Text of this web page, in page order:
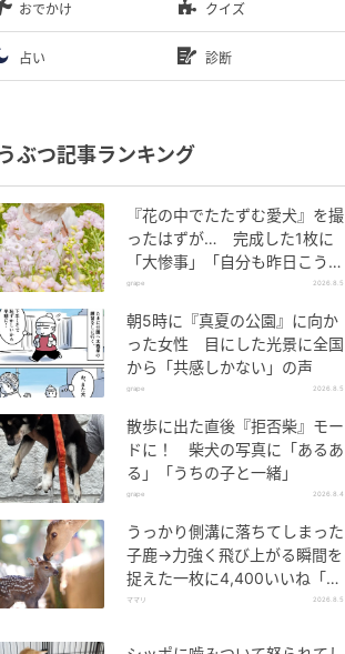
おでかけ クイズ
占い 診断
ぶつ記事ランキング
『花の中でたたずむ愛犬』を撮
ったはずが… 完成した1枚に
「大惨事」「自分も昨日こうな
ってた」の声
grape 2026.8.5
朝5時に『真夏の公園』に向か
った女性 目にした光景に全国
から「共感しかない」の声
grape 2026.8.5
散歩に出た直後『拒否柴』モー
ドに！ 柴犬の写真に「あるあ
る」「うちの子と一緒」
grape 2026.8.4
うっかり側溝に落ちてしまった
子鹿→力強く飛び上がる瞬間を
捉えた一枚に4,400いいね「あ
ぁよかった」
ママリ 2026.8.5